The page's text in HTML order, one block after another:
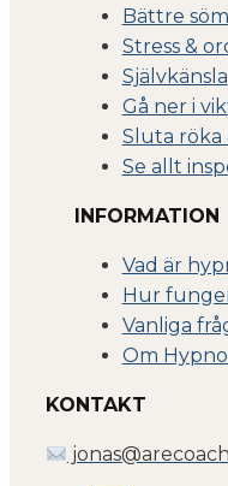
Bättre
Stress &
Självkänsla
Gå ner i
Sluta röka
Se allt
INFORMATION
Vad är
Hur
Vanliga
Om Hyp
KONTAKT